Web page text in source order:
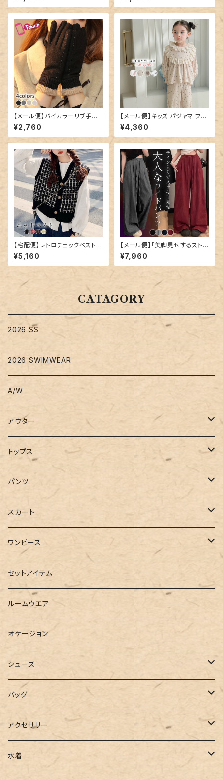
ps016
【メール便】バイカラーリブ手袋
／glove173
¥2,760
【メール便】キッズ パジャマ フリ
ル 長袖 女の子／roomwear2
62
¥4,360
【宅配便】レトロチェックベスト／
tops1532
¥5,160
【メール便】「美脚見せするストラ
イプ」ワイドパンツ レディース き
れいめ ボトムス ハイウエスト／
pants684
¥7,960
CATAGORY
2026 SS
2026 SWIMWEAR
A/W
アウター
コート
ジャケット
ブルゾン
ロングシャツ
ダウンジャケット
ベスト
トップス
Tシャツ
カットソー
半袖
スウェット・パーカー
ニット
シャツ
ブラウス
カーディガン
ポロシャツ
ベスト
チュニック
パンツ
デニム
スキニー
ショートパンツ
ハーフパンツ
スウェット
ジャージ
スラックス
ワイドパンツ
カーゴパンツ
スカート
ロング
ミニ
その他
ワンピース
シャツワンピース
スウェットワンピース
パーカーワンピース
ニットワンピース
キャミワンピース
サロペット
オールインワン
セットアイテム
ルームウエア
オケージョン
シューズ
ブーツ
パンプス
サンダル
バッグ
トートバッグ
ショルダー
アクセサリー
その他
水着